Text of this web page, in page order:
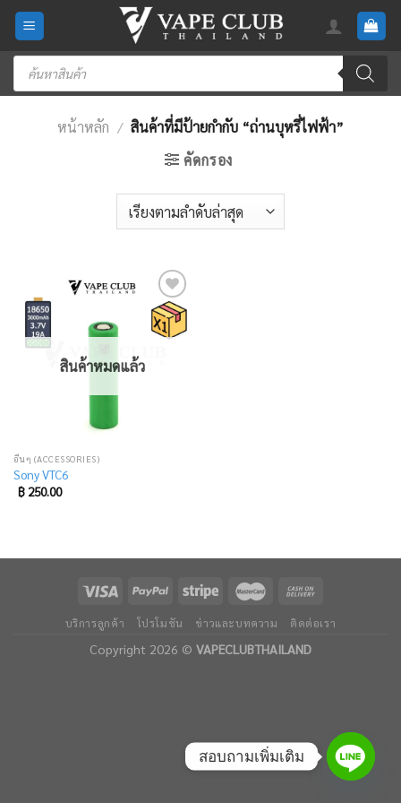
Skip
content
Products
search
หน้าหลัก / สินค้าที่มีป้ายกำกับ “ถ่านบุหรี่ไฟฟ้า”
คัดกรอง
Add
to
wishlist
สินค้าหมดแล้ว
อื่นๆ (ACCESSORIES)
Sony VTC6
฿250.00
บริการลูกค้า โปรโมชัน ข่าวและบทความ ติดต่อเรา
Copyright 2026 © VAPECLUBTHAILAND
สอบถามเพิ่มเติม